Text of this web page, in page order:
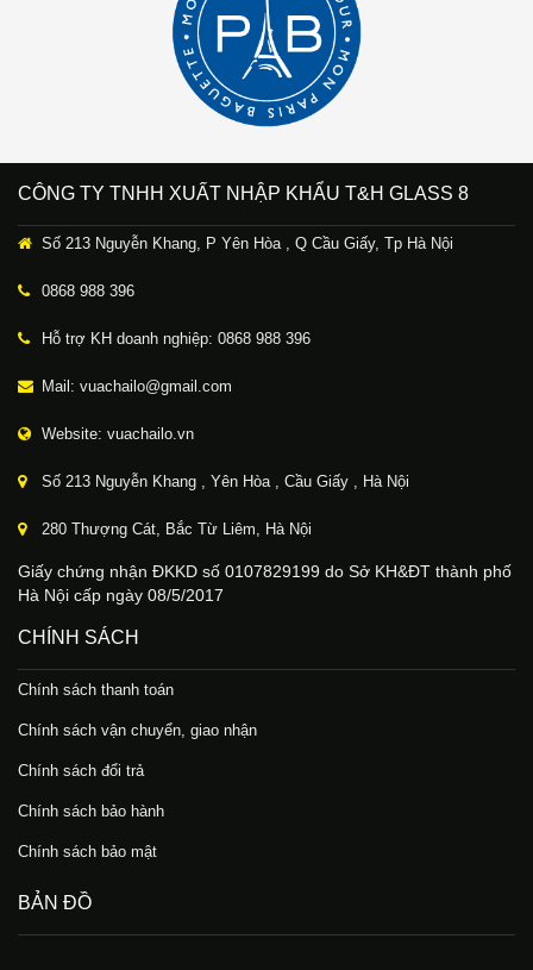
CÔNG TY TNHH XUẤT NHẬP KHẨU T&H GLASS 8
Số 213 Nguyễn Khang, P Yên Hòa , Q Cầu Giấy, Tp Hà Nội
0868 988 396
Hỗ trợ KH doanh nghiệp: 0868 988 396
Mail: vuachailo@gmail.com
Website: vuachailo.vn
Số 213 Nguyễn Khang , Yên Hòa , Cầu Giấy , Hà Nội
280 Thượng Cát, Bắc Từ Liêm, Hà Nội
Giấy chứng nhận ĐKKD số 0107829199 do Sở KH&ĐT thành phố
Hà Nội cấp ngày 08/5/2017
CHÍNH SÁCH
Chính sách thanh toán
Chính sách vận chuyển, giao nhận
Chính sách đổi trả
Chính sách bảo hành
Chính sách bảo mật
BẢN ĐỒ